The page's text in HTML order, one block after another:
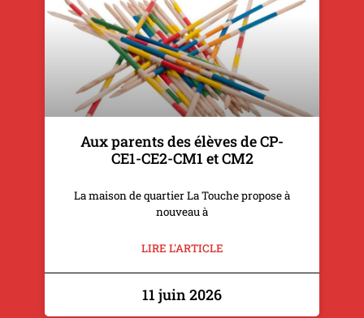
Aux parents des élèves de CP-
CE1-CE2-CM1 et CM2
La maison de quartier La Touche propose à
nouveau à
LIRE L'ARTICLE
11 juin 2026